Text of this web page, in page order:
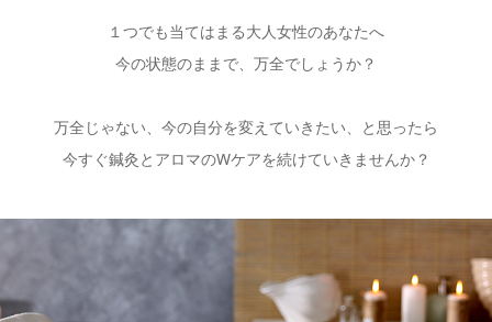
１つでも当てはまる大人女性のあなたへ
今の状態のままで、万全でしょうか？
万全じゃない、今の自分を変えていきたい、と思ったら
今すぐ鍼灸とアロマのWケアを続けていきませんか？